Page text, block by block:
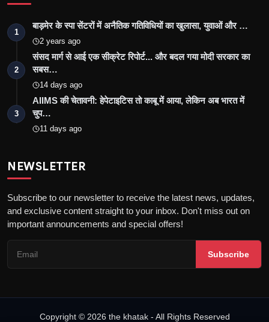
1
बाड़मेर के स्पा सेंटरों में अनैतिक गतिविधियों का खुलासा, युवाओं और …
2 years ago
2
संसद मार्ग से आई एक सीक्रेट रिपोर्ट... और बदल गया मोदी सरकार का
सबस…
14 days ago
3
AIIMS की चेतावनी: हेपेटाइटिस तो काबू में आया, लेकिन अब भारत में
चुप…
11 days ago
NEWSLETTER
Subscribe to our newsletter to receive the latest news, updates,
and exclusive content straight to your inbox. Don't miss out on
important announcements and special offers!
Subscribe
Copyright © 2026 the khatak - All Rights Reserved